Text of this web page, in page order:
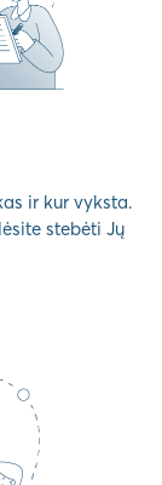
ir kur vyksta.
stebėti Jų